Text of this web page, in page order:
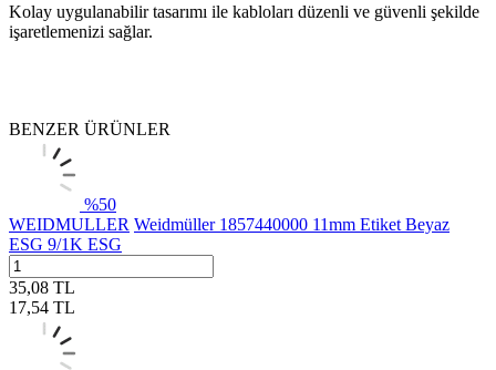
Kolay uygulanabilir tasarımı ile kabloları düzenli ve güvenli şekilde
işaretlemenizi sağlar.
BENZER ÜRÜNLER
%50
WEIDMULLER Weidmüller 1857440000 11mm Etiket Beyaz
ESG 9/1K ESG
35,08 TL
17,54 TL